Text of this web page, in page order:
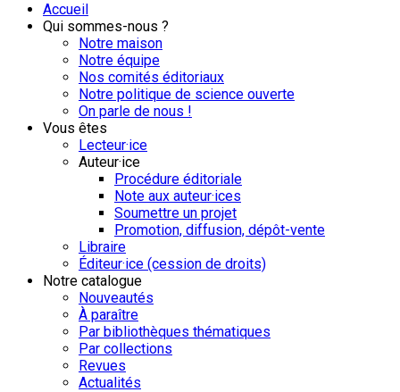
Accueil
Qui sommes-nous ?
Notre maison
Notre équipe
Nos comités éditoriaux
Notre politique de science ouverte
On parle de nous !
Vous êtes
Lecteur·ice
Auteur·ice
Procédure éditoriale
Note aux auteur·ices
Soumettre un projet
Promotion, diffusion, dépôt-vente
Libraire
Éditeur·ice (cession de droits)
Notre catalogue
Nouveautés
À paraître
Par bibliothèques thématiques
Par collections
Revues
Actualités